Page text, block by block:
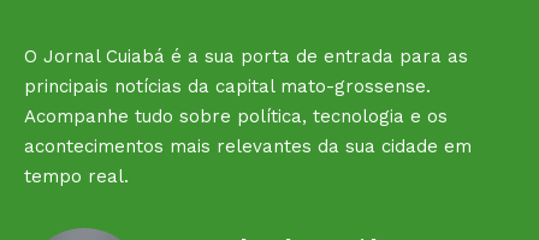
O Jornal Cuiabá é a sua porta de entrada para as
principais notícias da capital mato-grossense.
Acompanhe tudo sobre política, tecnologia e os
acontecimentos mais relevantes da sua cidade em
tempo real.